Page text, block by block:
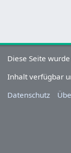
Diese Seite
Inhalt verfügbar
Datenschutz